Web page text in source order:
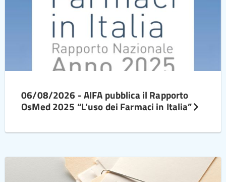
06/08/2026 - AIFA pubblica il Rapporto
OsMed 2025 “L’uso dei Farmaci in Italia”